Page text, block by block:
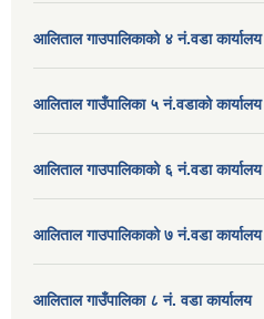
आलिताल गाउपालिकाको ४ नं.वडा कार्यालय
आलिताल गाउँपालिका ५ नं.वडाको कार्यालय
आलिताल गाउपालिकाको ६ नं.वडा कार्यालय
आलिताल गाउपालिकाको ७ नं.वडा कार्यालय
आलिताल गाउँपालिका ८ नं. वडा कार्यालय